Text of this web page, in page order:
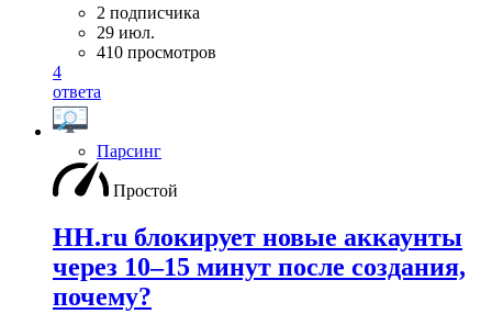
2 подписчика
29 июл.
410 просмотров
4
ответа
Парсинг
Простой
HH.ru блокирует новые аккаунты
через 10–15 минут после создания,
почему?